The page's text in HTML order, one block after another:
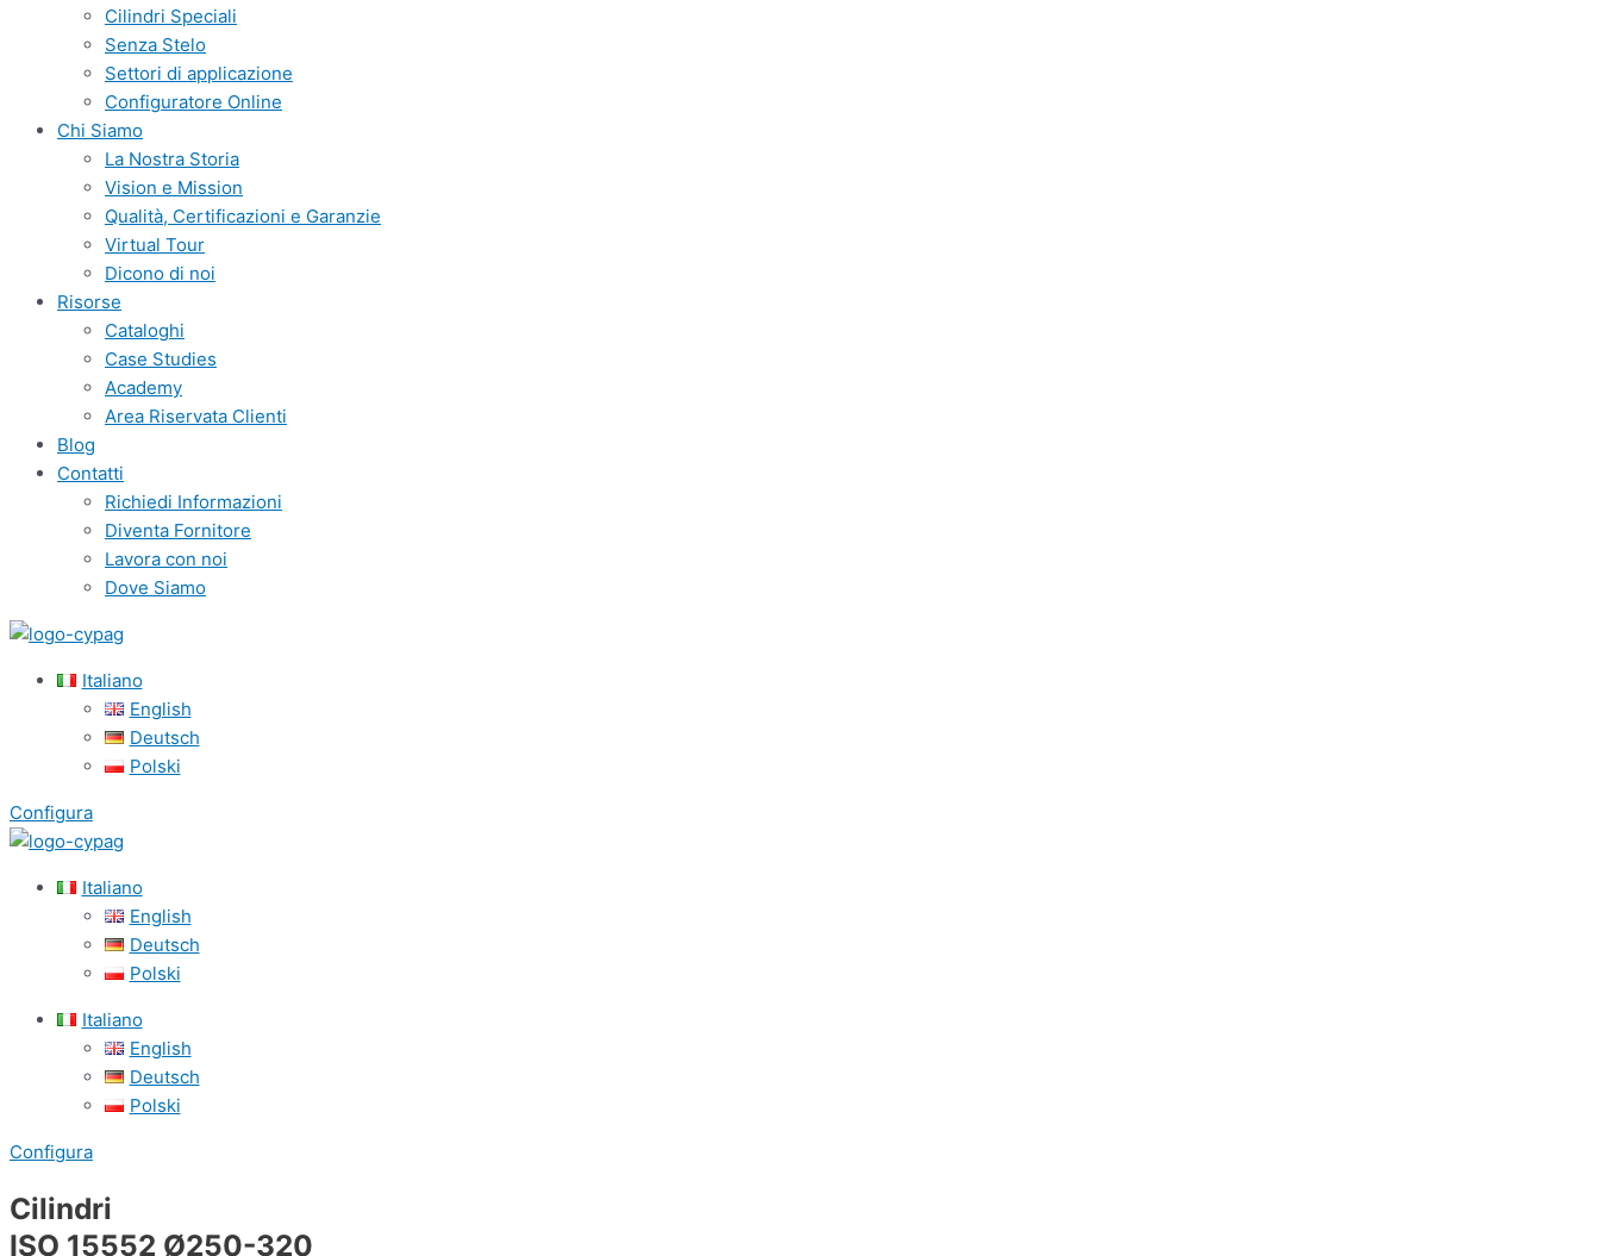
Cilindri Speciali
Senza Stelo
Settori di applicazione
Configuratore Online
Chi Siamo
La Nostra Storia
Vision e Mission
Qualità, Certificazioni e Garanzie
Virtual Tour
Dicono di noi
Risorse
Cataloghi
Case Studies
Academy
Area Riservata Clienti
Blog
Contatti
Richiedi Informazioni
Diventa Fornitore
Lavora con noi
Dove Siamo
Italiano
English
Deutsch
Polski
Configura
Italiano
English
Deutsch
Polski
Italiano
English
Deutsch
Polski
Configura
Cilindri
ISO 15552 Ø250-320